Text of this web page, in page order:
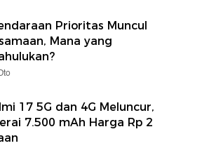
Prioritas Muncul
Mana yang
17 5G dan 4G Meluncur,
7.500 mAh Harga Rp 2